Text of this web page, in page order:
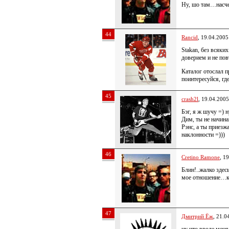
Ну, шо
44 Rancid ,
Stakan, без
доверием и не
Каталог отослал
поинтересуйся,
45 crash2l ,
Бэг, я ж шучу =)
Дим, ты не
Рэнс, а ты
наклонности =)))
46 Cretino Ramone ,
Блин!..жалко
мое
47 Дмитрий Ёж ,